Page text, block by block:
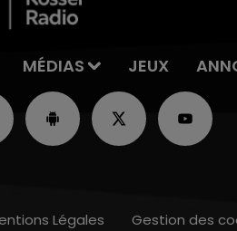
MÉDIAS JEUX
Légales Gestion des